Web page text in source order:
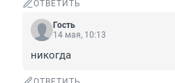
ОТВЕТИТЬ
Гость
14 мая, 10:13
никогда